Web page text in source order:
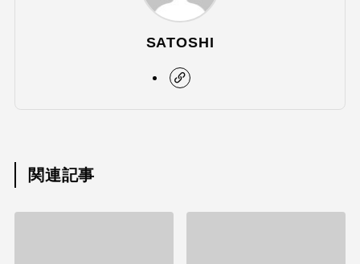
SATOSHI
関連記事